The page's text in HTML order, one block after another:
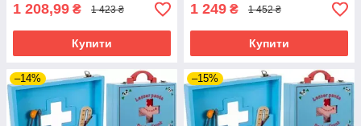
1 208,99 ₴ 1 423 ₴
Купити
1 249 ₴ 1 452 ₴
Купити
–14% –15%